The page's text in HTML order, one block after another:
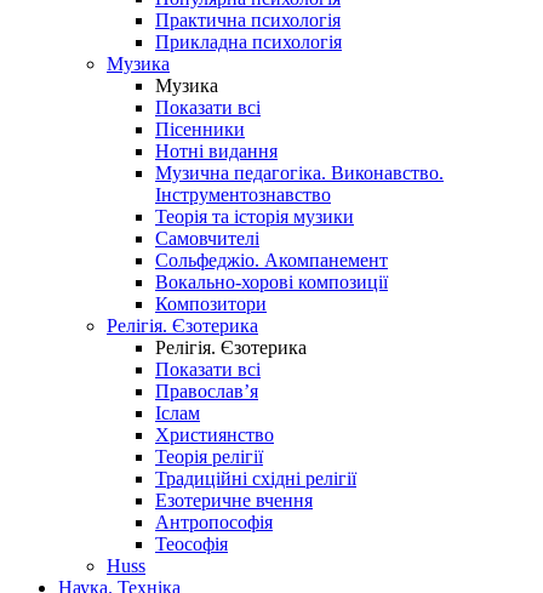
Практична психологія
Прикладна психологія
Музика
Музика
Показати всі
Пісенники
Нотні видання
Музична педагогіка. Виконавство.
Інструментознавство
Теорія та історія музики
Самовчителі
Сольфеджіо. Акомпанемент
Вокально-хорові композиції
Композитори
Релігія. Єзотерика
Релігія. Єзотерика
Показати всі
Православ’я
Іслам
Християнство
Теорія релігії
Традиційні східні релігії
Езотеричне вчення
Антропософія
Теософія
Huss
Наука. Техніка